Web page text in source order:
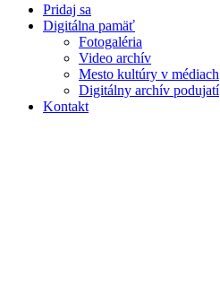
Pridaj sa
Digitálna pamäť
Fotogaléria
Video archív
Mesto kultúry v médiach
Digitálny archív podujatí
Kontakt